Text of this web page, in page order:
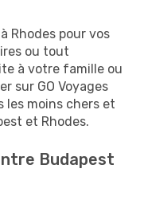
Rhodes pour vos
ou tout
à votre famille ou
sur GO Voyages
les moins chers et
et Rhodes.
Budapest